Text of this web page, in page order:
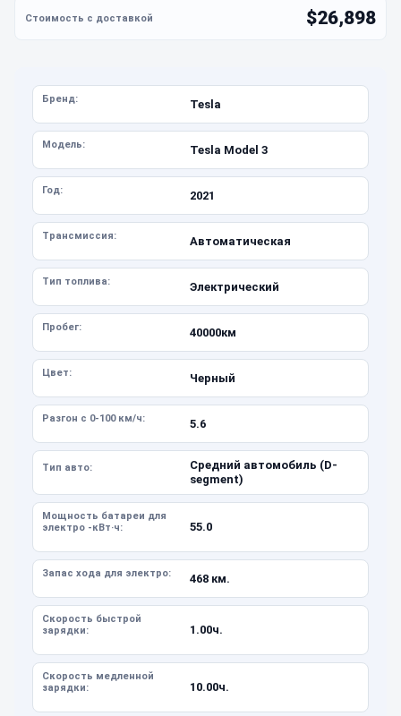
$26,898
Бренд: Tesla
Модель: Tesla Model 3
Год: 2021
Трансмиссия: Автоматическая
Тип топлива: Электрический
Пробег: 40000км
Цвет: Черный
Разгон с 0-100 км/ч: 5.6
Тип авто:
Средний автомобиль (D-
segment)
Мощность батареи для
электро -кВт·ч:
55.0
Запас хода для электро: 468 км.
Скорость быстрой
зарядки:
1.00ч.
Скорость медленной
зарядки:
10.00ч.